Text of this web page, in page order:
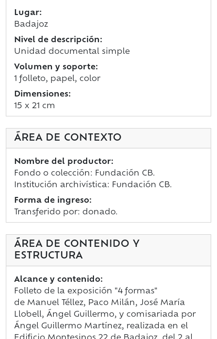
Lugar:
Badajoz
Nivel de descripción:
Unidad documental simple
Volumen y soporte:
1 folleto, papel, color
Dimensiones:
15 x 21 cm
ÁREA DE CONTEXTO
Nombre del productor:
Fondo o colección: Fundación CB.
Institución archivística: Fundación CB.
Forma de ingreso:
Transferido por: donado.
ÁREA DE CONTENIDO Y
ESTRUCTURA
Alcance y contenido:
Folleto de la exposición "4 formas"
de Manuel Téllez, Paco Milán, José María
Llobell, Ángel Guillermo, y comisariada por
Ángel Guillermo Martínez, realizada en el